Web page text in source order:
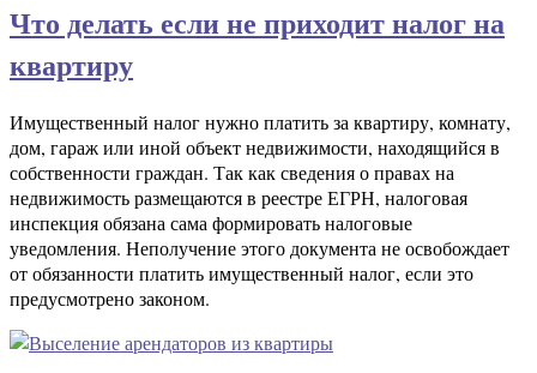
Что делать если не приходит налог на
квартиру
Имущественный налог нужно платить за квартиру, комнату,
дом, гараж или иной объект недвижимости, находящийся в
собственности граждан. Так как сведения о правах на
недвижимость размещаются в реестре ЕГРН, налоговая
инспекция обязана сама формировать налоговые
уведомления. Неполучение этого документа не освобождает
от обязанности платить имущественный налог, если это
предусмотрено законом.